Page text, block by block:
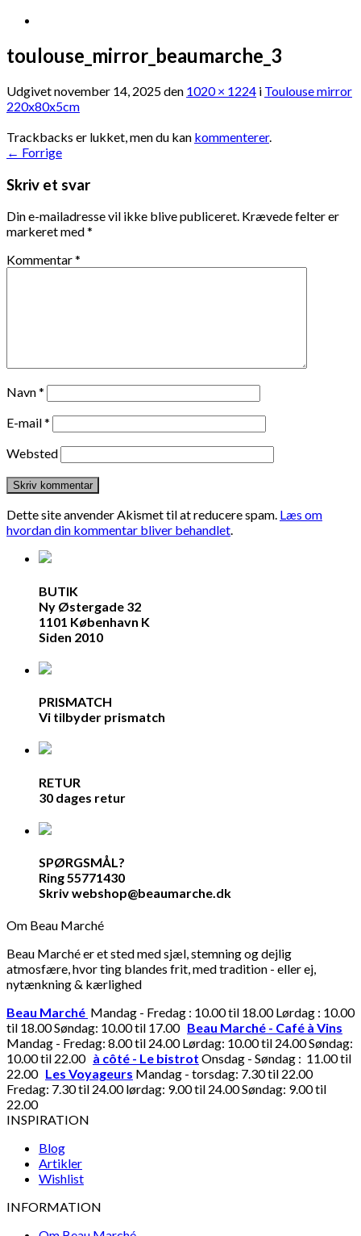
toulouse_mirror_beaumarche_3
Udgivetnovember 14, 2025den 1020 × 1224 i Toulouse mirror
220x80x5cm
Trackbacks er lukket, men du kan kommenterer.
← Forrige
Skriv et svar
Din e-mailadresse vil ikke blive publiceret. Krævede felter er
markeret med*
Kommentar*
Navn*
E-mail*
Websted
Dette site anvender Akismet til at reducere spam. Læs om
hvordan din kommentar bliver behandlet.
BUTIK
Ny Østergade 32
1101 København K
Siden 2010
PRISMATCH
Vi tilbyder prismatch
RETUR
30 dages retur
SPØRGSMÅL?
Ring 55771430
Skriv webshop@beaumarche.dk
Om Beau Marché
Beau Marché er et sted med sjæl, stemning og dejlig
atmosfære, hvor ting blandes frit, med tradition - eller ej,
nytænkning & kærlighed
Beau Marché Mandag - Fredag : 10.00 til 18.00 Lørdag : 10.00
til 18.00 Søndag: 10.00 til 17.00 Beau Marché - Café à Vins
Mandag - Fredag: 8.00 til 24.00 Lørdag: 10.00 til 24.00 Søndag:
10.00 til 22.00 à côté - Le bistrot Onsdag - Søndag : 11.00 til
22.00 Les Voyageurs Mandag - torsdag: 7.30 til 22.00
Fredag: 7.30 til 24.00 lørdag: 9.00 til 24.00 Søndag: 9.00 til
22.00
INSPIRATION
Blog
Artikler
Wishlist
INFORMATION